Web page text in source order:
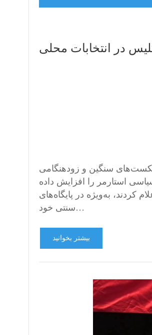
در انتخابات محلی
سنگین و زودهنگامی
استارمر را افزایش داده
کردند، به‌ویژه در پایگاه‌های
سنتی خود…
بیشتر بخوانید